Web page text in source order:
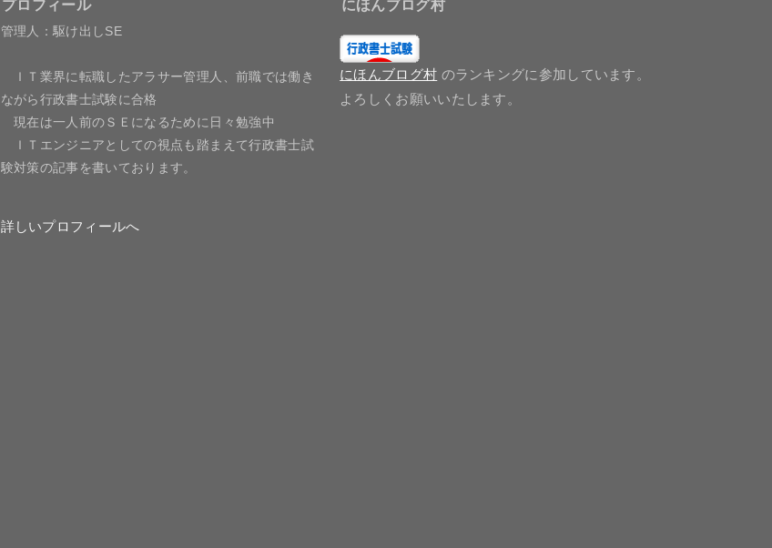
プロフィール
管理人：駆け出しSE
ＩＴ業界に転職したアラサー管理人、前職では働き
ながら行政書士試験に合格
現在は一人前のＳＥになるために日々勉強中
ＩＴエンジニアとしての視点も踏まえて行政書士試
験対策の記事を書いております。
詳しいプロフィールへ
にほんブログ村
にほんブログ村 のランキングに参加しています。
よろしくお願いいたします。